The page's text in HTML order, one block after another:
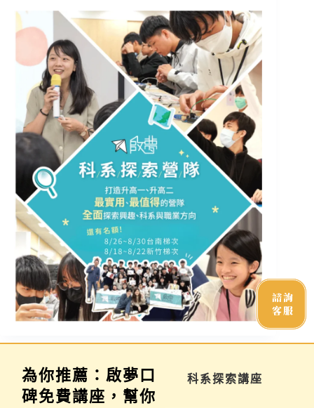
為你推薦：啟夢口
碑免費講座，幫你
學習歷程說明會 科系探索講座
諮詢
客服